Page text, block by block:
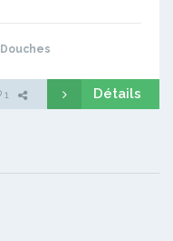
Douches
1 Détails